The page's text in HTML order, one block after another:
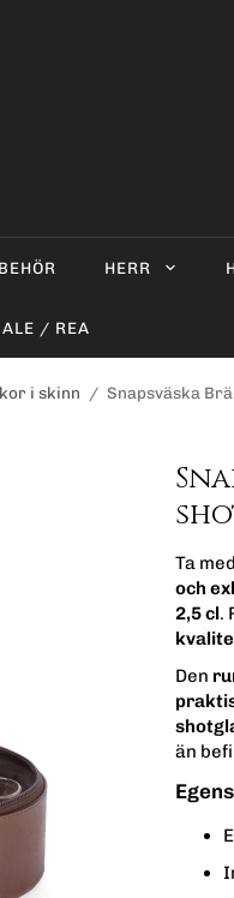
HERR
/ REA
i skinn / Snapsväska
Ta
och
2,5 cl.
Den
än